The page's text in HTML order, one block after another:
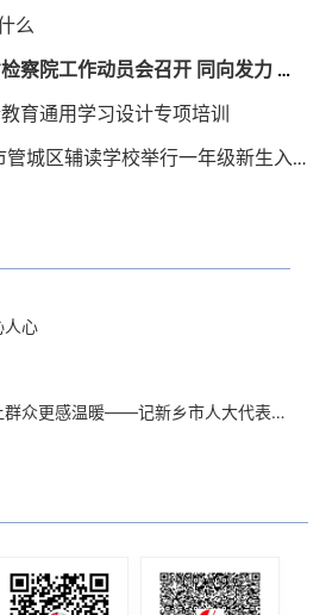
么
省委第四巡视组巡视省检察院工作动员会召开 同向发力 确保巡视取得实效
育通用学习设计专项培训
你好 新同学——郑州市管城区辅读学校举行一年级新生入学仪式
人心
让城市更有温度 让群众更感温暖——记新乡市人大代表朱岚岚